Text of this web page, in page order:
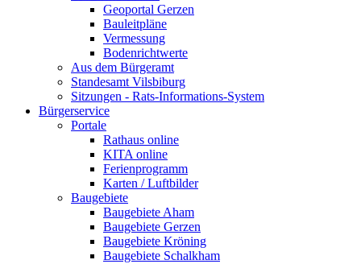
Geoportal Gerzen
Bauleitpläne
Vermessung
Bodenrichtwerte
Aus dem Bürgeramt
Standesamt Vilsbiburg
Sitzungen - Rats-Informations-System
Bürgerservice
Portale
Rathaus online
KITA online
Ferienprogramm
Karten / Luftbilder
Baugebiete
Baugebiete Aham
Baugebiete Gerzen
Baugebiete Kröning
Baugebiete Schalkham